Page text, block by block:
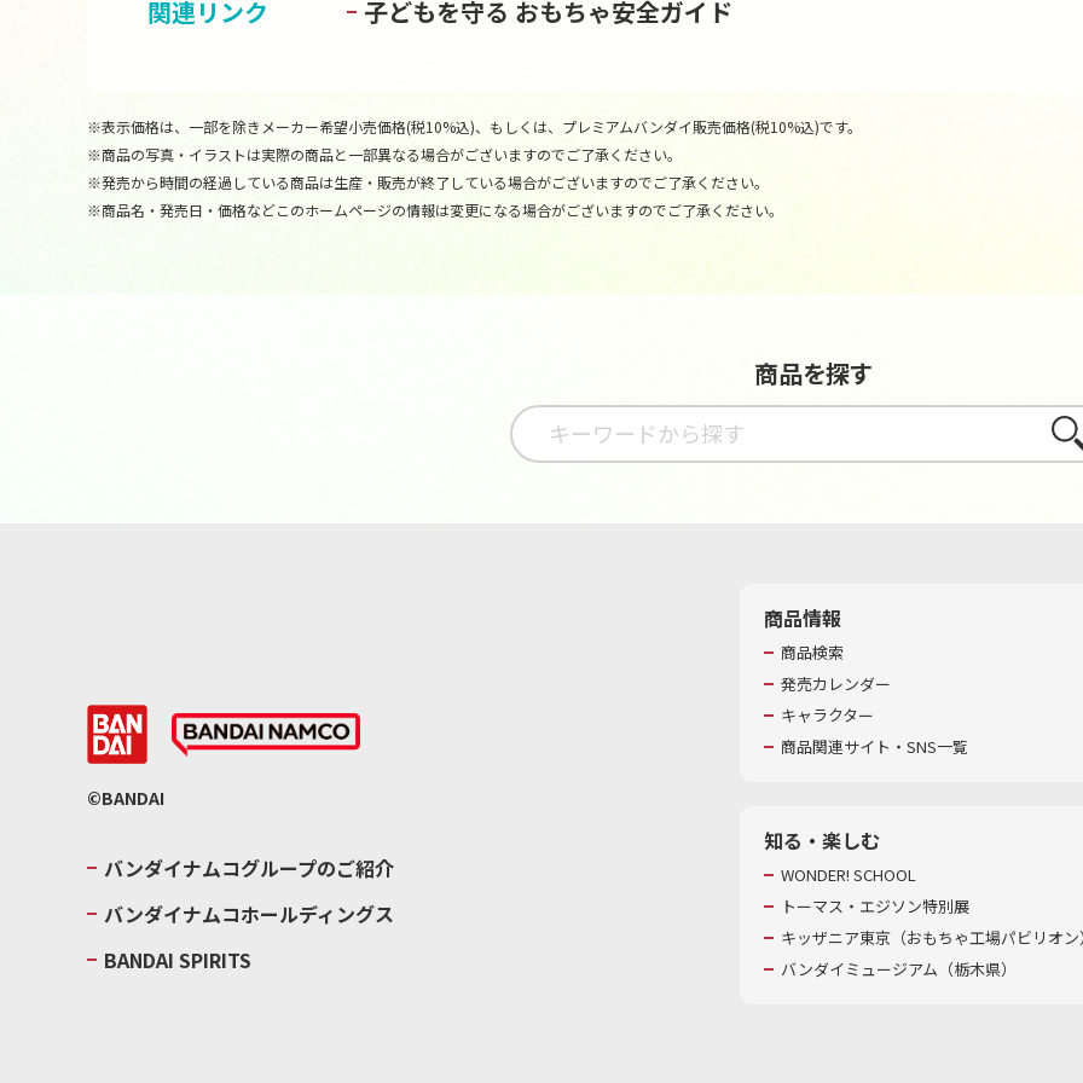
関連リンク 子どもを守る おもちゃ安全ガイド
※表示価格は、一部を除きメーカー希望小売価格(税10%込)、もしくは、プレミアムバンダイ販売価格(税10%込)です。
※商品の写真・イラストは実際の商品と一部異なる場合がございますのでご了承ください。
※発売から時間の経過している商品は生産・販売が終了している場合がございますのでご了承ください。
※商品名・発売日・価格などこのホームページの情報は変更になる場合がございますのでご了承ください。
商品を探す
さが
©BANDAI
バンダイナムコグループのご紹介
バンダイナムコホールディングス
BANDAI SPIRITS
商品情報
商品検索
発売カレンダー
キャラクター
商品関連サイト・SNS一覧
知る・楽しむ
WONDER! SCHOOL
トーマス・エジソン特別展
キッザニア東京（おもちゃ工場パビリオ
バンダイミュージアム（栃木県）